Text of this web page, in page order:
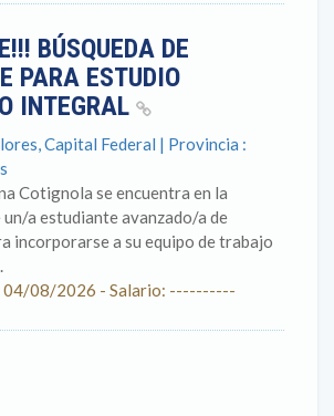
BÚSQUEDA DE
PARA ESTUDIO
INTEGRAL
Capital Federal | Provincia :
Cotignola se encuentra en la
un/a estudiante avanzado/a de
incorporarse a su equipo de trabajo
04/08/2026 - Salario: ----------